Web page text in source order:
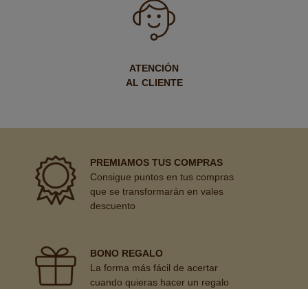
ATENCIÓN
AL CLIENTE
PREMIAMOS TUS COMPRAS
Consigue puntos en tus compras
que se transformarán en vales
descuento
BONO REGALO
La forma más fácil de acertar
cuando quieras hacer un regalo